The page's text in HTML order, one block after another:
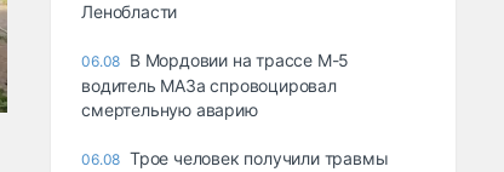
Ленобласти
06.08 В Мордовии на трассе М-5
водитель МАЗа спровоцировал
смертельную аварию
06.08 Трое человек получили травмы